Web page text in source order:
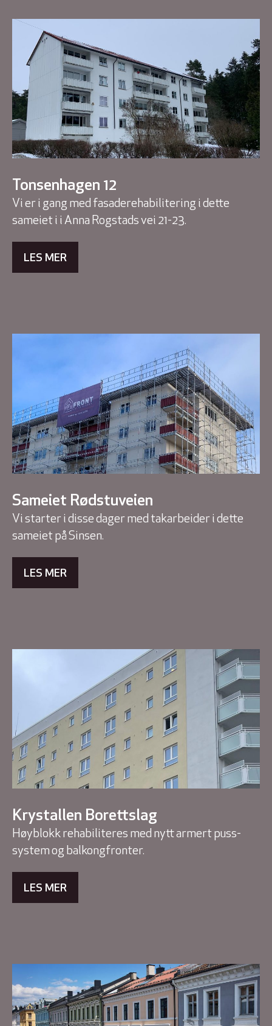
Tonsenhagen 12
Vi er i gang med fasaderehabilitering i dette
sameiet i i Anna Rogstads vei 21-23.
LES MER
Sameiet Rødstuveien
Vi starter i disse dager med takarbeider i dette
sameiet på Sinsen.
LES MER
Krystallen Borettslag
Høyblokk rehabiliteres med nytt armert puss-
system og balkongfronter.
LES MER